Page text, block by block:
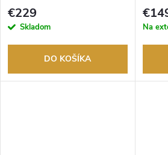
rokov. Až 100 dní na vrátenie
tovaru. Autorizovaný predajca.
€229
Skladom
DO KOŠÍKA
rokov.
Na